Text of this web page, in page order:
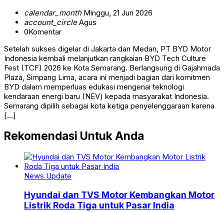
calendar_monthMinggu, 21 Jun 2026
account_circleAgus
0Komentar
Setelah sukses digelar di Jakarta dan Medan, PT BYD Motor
Indonesia kembali melanjutkan rangkaian BYD Tech Culture
Fest (TCF) 2026 ke Kota Semarang. Berlangsung di Gajahmada
Plaza, Simpang Lima, acara ini menjadi bagian dari komitmen
BYD dalam memperluas edukasi mengenai teknologi
kendaraan energi baru (NEV) kepada masyarakat Indonesia.
Semarang dipilih sebagai kota ketiga penyelenggaraan karena
[…]
Rekomendasi Untuk Anda
News Update
Hyundai dan TVS Motor Kembangkan Motor
Listrik Roda Tiga untuk Pasar India